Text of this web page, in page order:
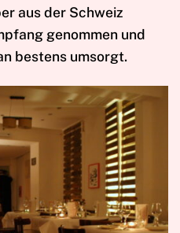
aus der Schweiz
genommen und
bestens umsorgt.